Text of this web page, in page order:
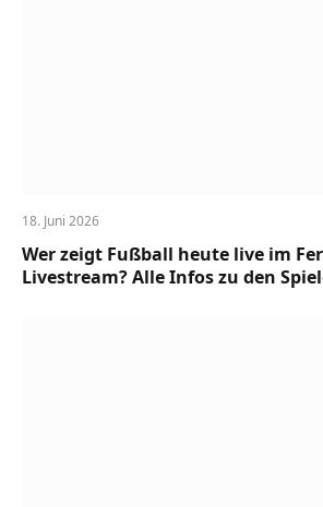
18. Juni 2026
Wer zeigt Fußball heute live im
Livestream? Alle Infos zu den